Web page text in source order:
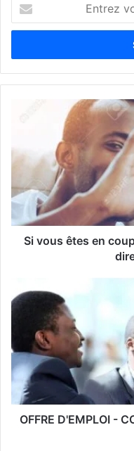
t
e
z
e
a
r
s
a
i
Si vous êtes en
OFFRE D'EMPLOI -